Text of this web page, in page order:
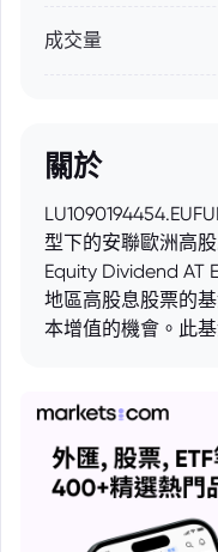
成交量
關於
型下的安聯歐洲高
Equity Dividend AT
地區高股息股票的
本增值的機會。此